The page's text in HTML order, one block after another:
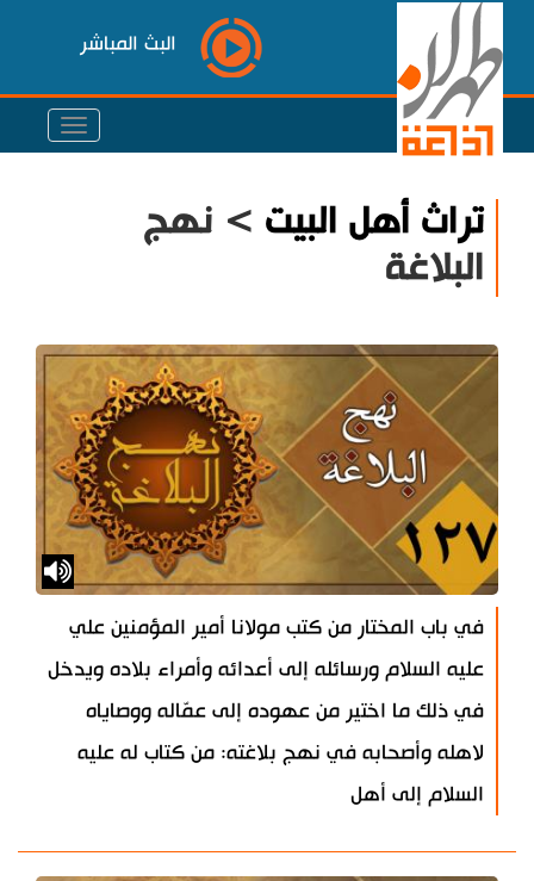
البث المباشر
تراث أهل البيت > نهج
البلاغة
في باب المختار من كتب مولانا أمير المؤمنين علي
عليه السلام ورسائله إلى أعدائه وأمراء بلاده ويدخل
في ذلك ما اختير من عهوده إلى عمّاله ووصاياه
لاهله وأصحابه في نهج بلاغته: من كتاب له عليه
السلام إلى أهل